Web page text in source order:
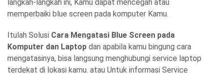
langkah-langkah ini, Kamu dapat mencegah atau
memperbaiki blue screen pada komputer Kamu.
Itulah Solusi Cara Mengatasi Blue Screen pada
Komputer dan Laptop dan apabila kamu bingung cara
mengatasinya, bisa langsung menghubungi service laptop
terdekat di lokasi kamu. atau Untuk informasi Service